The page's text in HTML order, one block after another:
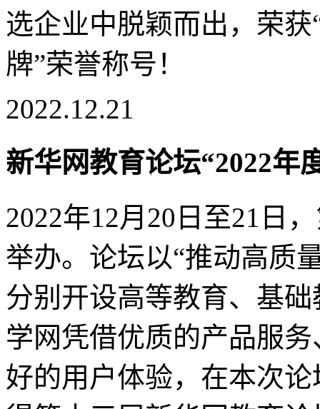
选企业中脱颖而出，荣
牌”荣誉称号！
2022.12.21
新华网教育论坛“2022年
2022年12月20日至21日
举办。论坛以“推动高质
分别开设高等教育、基
学网凭借优质的产品服
好的用户体验，在本次